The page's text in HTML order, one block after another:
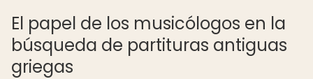
El papel de los musicólogos en la
búsqueda de partituras antiguas
griegas